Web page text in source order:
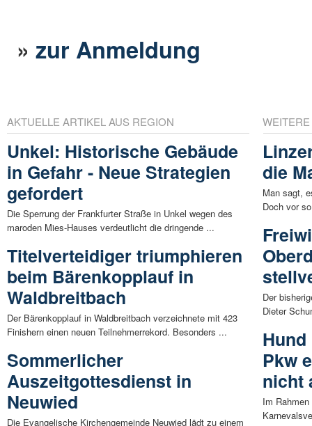
»zur Anmeldung
AKTUELLE ARTIKEL AUS REGION
Unkel: Historische Gebäude
in Gefahr - Neue Strategien
gefordert
Die Sperrung der Frankfurter Straße in Unkel wegen des
maroden Mies-Hauses verdeutlicht die dringende ...
Titelverteidiger triumphieren
beim Bärenkopplauf in
Waldbreitbach
Der Bärenkopplauf in Waldbreitbach verzeichnete mit 423
Finishern einen neuen Teilnehmerrekord. Besonders ...
Sommerlicher
Auszeitgottesdienst in
Neuwied
Die Evangelische Kirchengemeinde Neuwied lädt zu einem
die
Man sagt,
Doch vor
Der
Dieter
Pkw
nicht
Im